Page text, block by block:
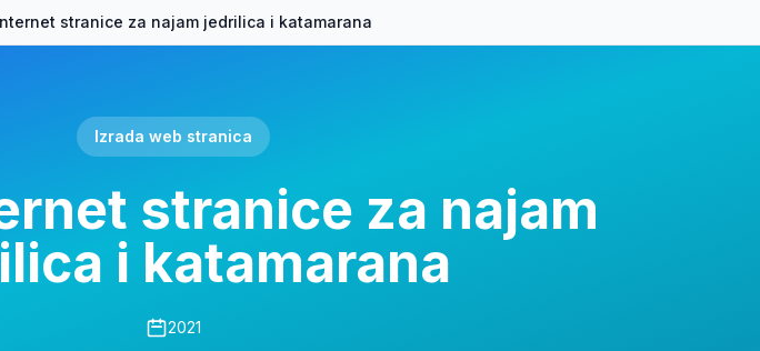
stranice za najam jedrilica i katamarana
Izrada web stranica
stranice za najam
i katamarana
2021